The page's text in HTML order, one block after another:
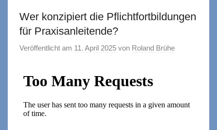
Wer konzipiert die Pflichtfortbildungen
für Praxisanleitende?
Veröffentlicht am 11. April 2025 von Roland Brühe